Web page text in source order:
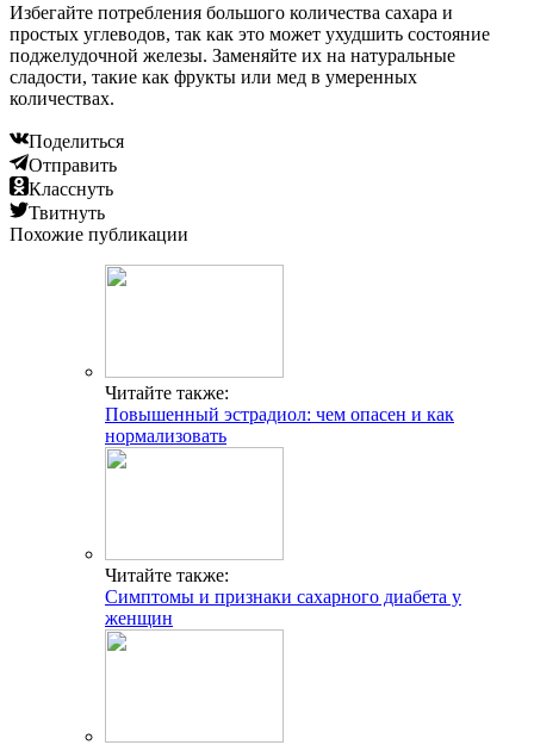
Избегайте потребления большого количества сахара и
простых углеводов, так как это может ухудшить состояние
поджелудочной железы. Заменяйте их на натуральные
сладости, такие как фрукты или мед в умеренных
количествах.
Поделиться
Отправить
Класснуть
Твитнуть
Похожие публикации
Читайте также:
Повышенный эстрадиол: чем опасен и как
нормализовать
Читайте также:
Симптомы и признаки сахарного диабета у
женщин